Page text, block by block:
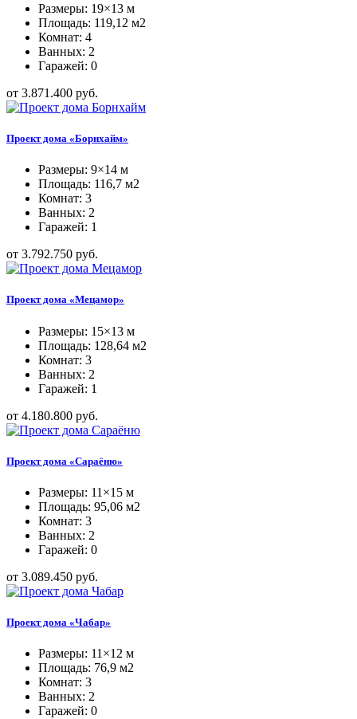
Размеры: 19×13 м
Площадь: 119,12 м2
Комнат: 4
Ванных: 2
Гаражей: 0
от 3.871.400 руб.
Проект дома «Борнхайм»
Размеры: 9×14 м
Площадь: 116,7 м2
Комнат: 3
Ванных: 2
Гаражей: 1
от 3.792.750 руб.
Проект дома «Мецамор»
Размеры: 15×13 м
Площадь: 128,64 м2
Комнат: 3
Ванных: 2
Гаражей: 1
от 4.180.800 руб.
Проект дома «Сараёню»
Размеры: 11×15 м
Площадь: 95,06 м2
Комнат: 3
Ванных: 2
Гаражей: 0
от 3.089.450 руб.
Проект дома «Чабар»
Размеры: 11×12 м
Площадь: 76,9 м2
Комнат: 3
Ванных: 2
Гаражей: 0